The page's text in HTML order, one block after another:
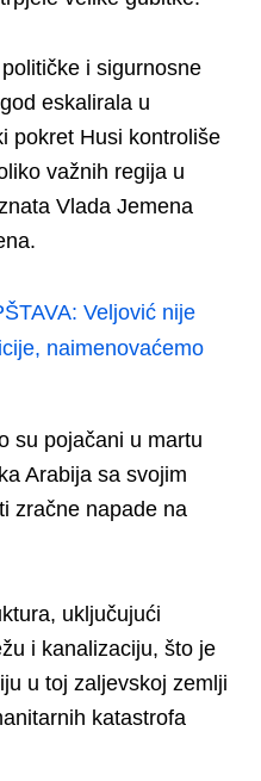
i sigurnosne
eskalirala u
pokret Husi kontroliše
važnih regija u
Vlada Jemena
Veljović nije
naimenovaćemo
su pojačani u martu
Arabija sa svojim
zračne napade na
uključujući
i kanalizaciju, što je
u toj zaljevskoj zemlji
katastrofa